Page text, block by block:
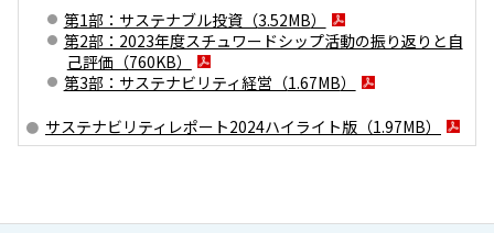
確定拠出年金での商品の選び方について
確定拠出年金 基準価額一覧
サステナビリティレポート
サステナブル投資
第1部：サステナブル投資（3.52MB）
第2部：2023年度スチュワードシップ活動の振り返りと自
己評価（760KB）
第3部：サステナビリティ経営（1.67MB）
サステナビリティレポート2024ハイライト版（1.97MB）